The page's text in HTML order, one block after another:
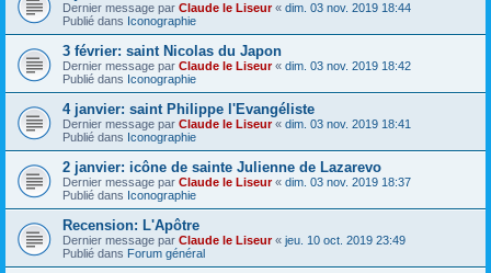
Dernier message par Claude le Liseur« dim. 03 nov. 2019 18:44
Publié dans Iconographie
3 février: saint Nicolas du Japon
Dernier message par Claude le Liseur« dim. 03 nov. 2019 18:42
Publié dans Iconographie
4 janvier: saint Philippe l'Evangéliste
Dernier message par Claude le Liseur« dim. 03 nov. 2019 18:41
Publié dans Iconographie
2 janvier: icône de sainte Julienne de Lazarevo
Dernier message par Claude le Liseur« dim. 03 nov. 2019 18:37
Publié dans Iconographie
Recension: L'Apôtre
Dernier message par Claude le Liseur« jeu. 10 oct. 2019 23:49
Publié dans Forum général